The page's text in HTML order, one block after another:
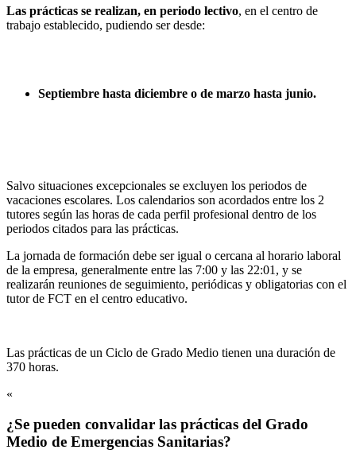
Las prácticas se realizan, en periodo lectivo, en el centro de
trabajo establecido, pudiendo ser desde:
Septiembre hasta diciembre o de marzo hasta junio.
Salvo situaciones excepcionales se excluyen los periodos de
vacaciones escolares. Los calendarios son acordados entre los 2
tutores según las horas de cada perfil profesional dentro de los
periodos citados para las prácticas.
La jornada de formación debe ser igual o cercana al horario laboral
de la empresa, generalmente entre las 7:00 y las 22:01, y se
realizarán reuniones de seguimiento, periódicas y obligatorias con el
tutor de FCT en el centro educativo.
Las prácticas de un Ciclo de Grado Medio tienen una duración de
370 horas.
«
¿Se pueden convalidar las prácticas del Grado
Medio de Emergencias Sanitarias?